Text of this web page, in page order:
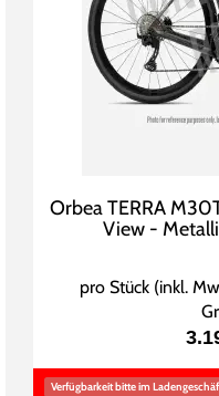
Orbea TERRA
View -
pro Stück (inkl.
Verfügbarkeit bitte im